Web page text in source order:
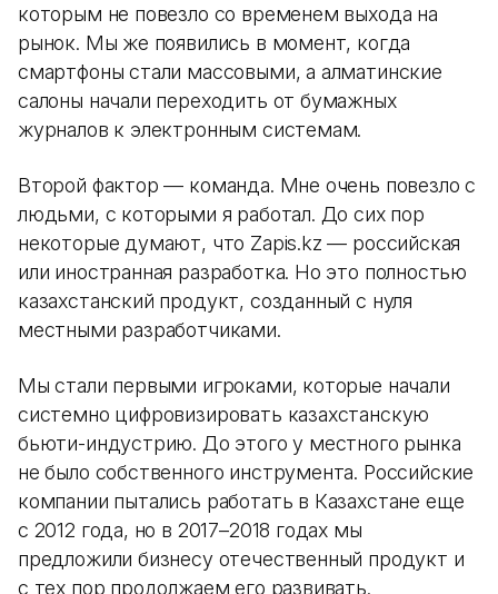
которым не повезло со временем выхода на
рынок. Мы же появились в момент, когда
смартфоны стали массовыми, а алматинские
салоны начали переходить от бумажных
журналов к электронным системам.
Второй фактор — команда. Мне очень повезло с
людьми, с которыми я работал. До сих пор
некоторые думают, что Zapis.kz — российская
или иностранная разработка. Но это полностью
казахстанский продукт, созданный с нуля
местными разработчиками.
Мы стали первыми игроками, которые начали
системно цифровизировать казахстанскую
бьюти-индустрию. До этого у местного рынка
не было собственного инструмента. Российские
компании пытались работать в Казахстане еще
с 2012 года, но в 2017–2018 годах мы
предложили бизнесу отечественный продукт и
с тех пор продолжаем его развивать.